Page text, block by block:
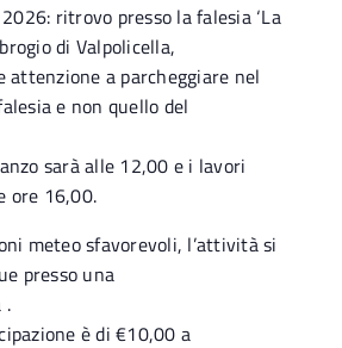
ritrovo presso la falesia ‘La
di Valpolicella,
attenzione a parcheggiare nel
e non quello del
sarà alle 12,00 e i lavori
ore 16,00.
meteo sfavorevoli, l’attività si
presso una
.
è di €10,00 a